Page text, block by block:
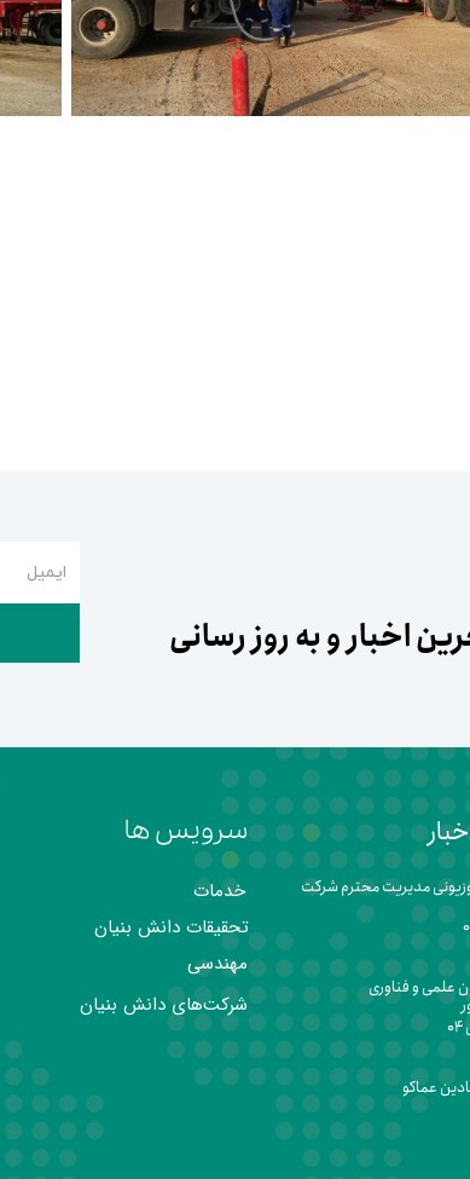
اخبار و به روز رسانی
ایمیل
مدیریت محترم شرکت
علمی و فناوری
عماکو
تحقیقات دانش بنیان
مهندسی
شرکت‌های دانش بنیان
خدمات
سرویس ها